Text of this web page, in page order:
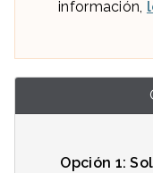
información,
Opción 1: